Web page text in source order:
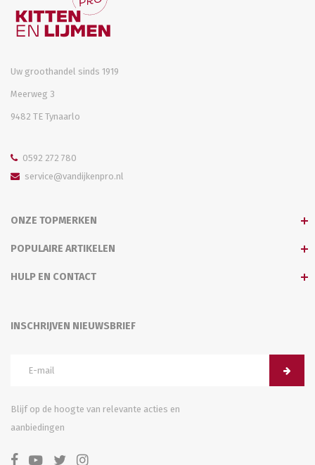
Uw groothandel sinds 1919
Meerweg 3
9482 TE Tynaarlo
0592 272 780
service@vandijkenpro.nl
ONZE TOPMERKEN
POPULAIRE ARTIKELEN
HULP EN CONTACT
INSCHRIJVEN NIEUWSBRIEF
Blijf op de hoogte van relevante acties en
aanbiedingen